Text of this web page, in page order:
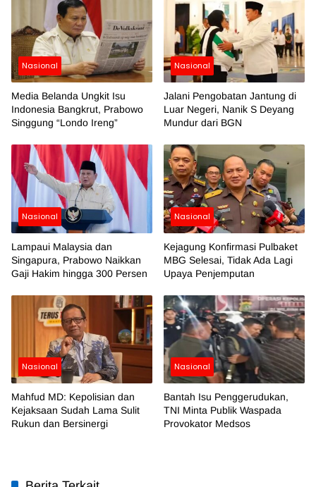
Nasional
Media Belanda Ungkit Isu
Indonesia Bangkrut, Prabowo
Singgung “Londo Ireng”
Nasional
Jalani Pengobatan Jantung di
Luar Negeri, Nanik S Deyang
Mundur dari BGN
Nasional
Lampaui Malaysia dan
Singapura, Prabowo Naikkan
Gaji Hakim hingga 300 Persen
Nasional
Kejagung Konfirmasi Pulbaket
MBG Selesai, Tidak Ada Lagi
Upaya Penjemputan
Nasional
Mahfud MD: Kepolisian dan
Kejaksaan Sudah Lama Sulit
Rukun dan Bersinergi
Nasional
Bantah Isu Penggerudukan,
TNI Minta Publik Waspada
Provokator Medsos